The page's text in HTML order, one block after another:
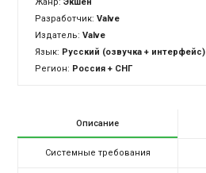
Жанр:Экшен
Разработчик:Valve
Издатель:Valve
Язык: Русский (озвучка + интерфейс)
Регион: Россия + СНГ
Описание
Системные требования